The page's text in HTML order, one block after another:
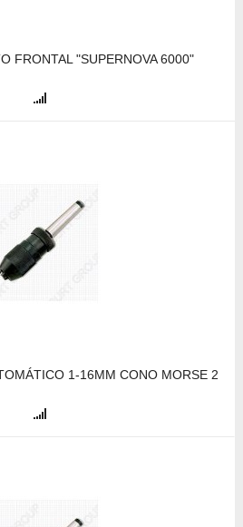
FRONTAL "SUPERNOVA 6000"
1-16MM CONO MORSE 2